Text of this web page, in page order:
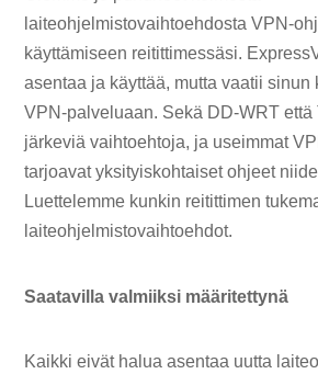
laiteohjelmistovaihtoehdosta VPN-
käyttämiseen reitittimessäsi.
asentaa ja käyttää, mutta vaatii sinun
VPN-palveluaan. Sekä DD-WRT että
järkeviä vaihtoehtoja, ja useimmat
tarjoavat yksityiskohtaiset ohjeet
Luettelemme kunkin reitittimen
laiteohjelmistovaihtoehdot.
Saatavilla valmiiksi määritettynä
Kaikki eivät halua asentaa uutta